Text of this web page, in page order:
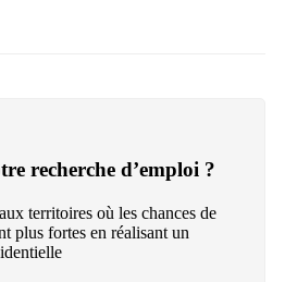
recherche d’emploi ?
territoires où les chances de
plus fortes en réalisant un